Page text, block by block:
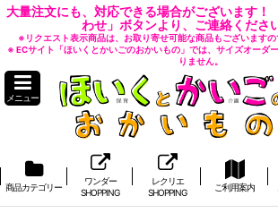
大量注文にも、対応できる場合がございます
わせ」ボタンより、ご連絡くださ
※リクエスト表示商品は、お取り寄せ可能な商品もございますの
※ ECサイト「ほいくとかいごのおかいもの」では、サイズオーダ
りません。
メニュー
商品カテゴリー
ワンダー
SHOPPING
レクリエ
SHOPPING
ご利用案内